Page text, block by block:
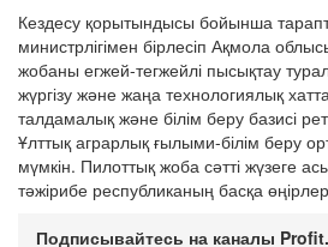
Кездесу қорытындысы бойынша
министрлігімен бірлесіп Ақмола
жобаны егжей-тегжейлі пысықтау
жүргізу және жаңа технологиялық
талдамалық және білім беру базисі
Ұлттық аграрлық ғылыми-білім беру
мүмкін. Пилоттық жоба сәтті жүзеге
тәжірибе республиканың басқа
Подписывайтесь на каналы